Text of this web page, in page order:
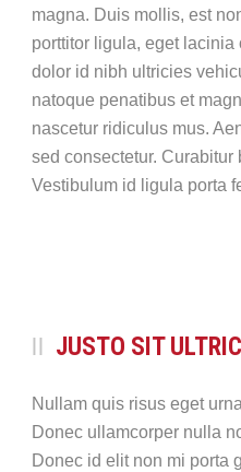
magna. Duis mollis, est
porttitor ligula, eget
dolor id nibh ultricies
natoque penatibus et
nascetur ridiculus mus.
sed consectetur. Curabitur
Vestibulum id ligula porta
JUSTO SIT
Nullam quis risus eget
Donec ullamcorper nulla
Donec id elit non mi porta